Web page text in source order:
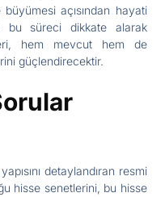
açısından hayati
bu süreci dikkate alarak
hem mevcut hem de
güçlendirecektir.
detaylandıran resmi
hisse senetlerini, bu hisse